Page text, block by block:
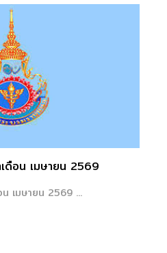
ดือน เมษายน 2569
น เมษายน 2569 ...